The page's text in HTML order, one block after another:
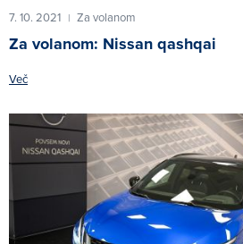
7. 10. 2021 | Za volanom
Za volanom: Nissan qashqai
Več